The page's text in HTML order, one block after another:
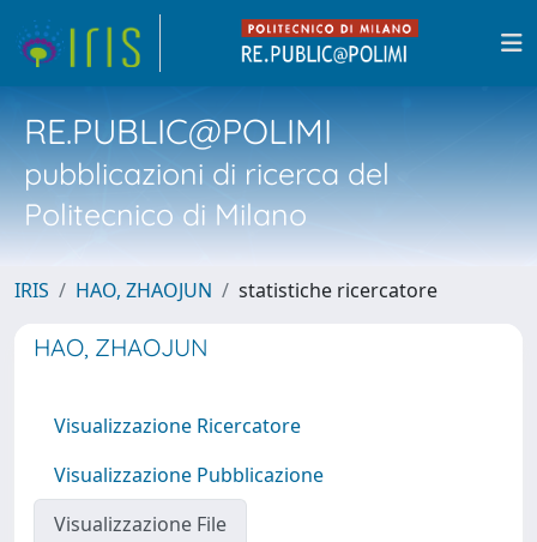
RE.PUBLIC@POLIMI
pubblicazioni di ricerca del
Politecnico di Milano
IRIS HAO, ZHAOJUN statistiche ricercatore
HAO, ZHAOJUN
Visualizzazione Ricercatore
Visualizzazione Pubblicazione
Visualizzazione File